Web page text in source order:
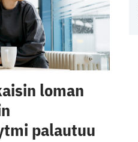
loman
palautuu